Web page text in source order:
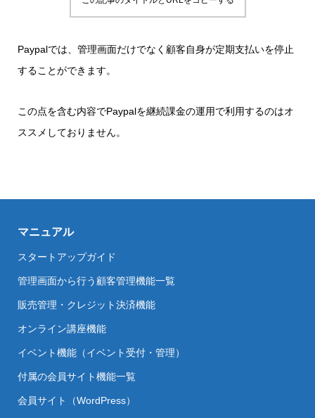
Paypalでは、管理画面だけでなく顧客自身が定期支払いを停止
することができます。
この点を含む内容でPaypalを継続課金の運用で利用するのはオ
ススメしておりません。
マニュアル
スタートアップガイド
管理画面から行う顧客管理機能一覧
販売管理・クレジット決済機能
オンライン講座機能
イベント機能（イベント受付・管理）
付属の会員サイト機能一覧
会員サイト（WordPress）